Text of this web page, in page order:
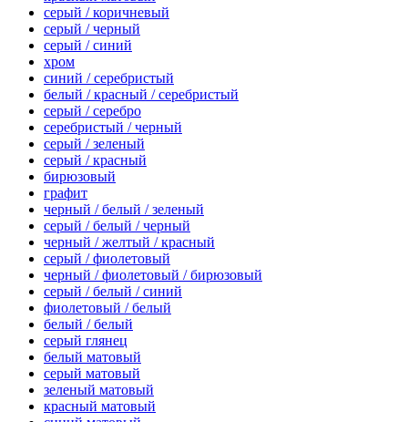
серый / коричневый
серый / черный
серый / синий
хром
синий / серебристый
белый / красный / серебристый
серый / серебро
серебристый / черный
серый / зеленый
серый / красный
бирюзовый
графит
черный / белый / зеленый
серый / белый / черный
черный / желтый / красный
серый / фиолетовый
черный / фиолетовый / бирюзовый
серый / белый / синий
фиолетовый / белый
белый / белый
серый глянец
белый матовый
серый матовый
зеленый матовый
красный матовый